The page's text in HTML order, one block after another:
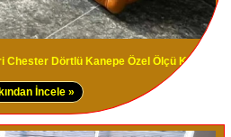
Dörtlü Kanepe Özel Ölçü Koltuk
İncele »